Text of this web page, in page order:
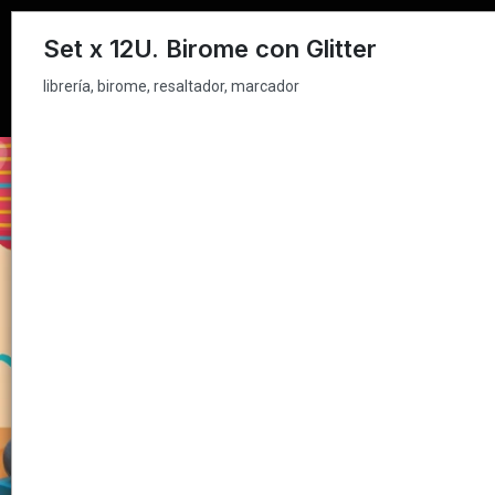
librería, birome, resaltador, marcador
Set x 12U. Birome con Glitter
librería, birome, resaltador, marcador